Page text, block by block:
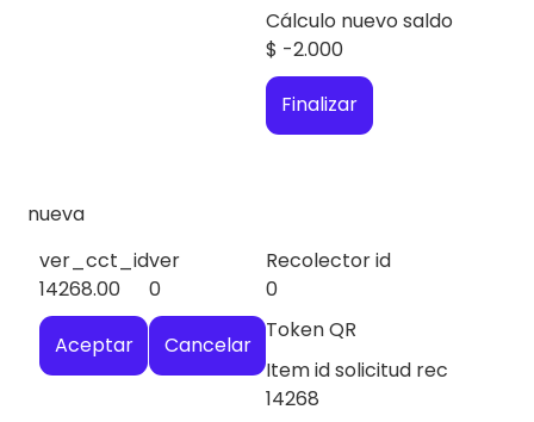
Cálculo nuevo saldo
$ -2.000
Finalizar
nueva
ver_cct_id
14268.00
Aceptar
ver
0
Cancelar
Recolector id
0
Token QR
Item id solicitud rec
14268